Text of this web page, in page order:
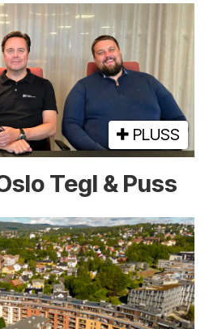
PLUSS
Tegl & Puss